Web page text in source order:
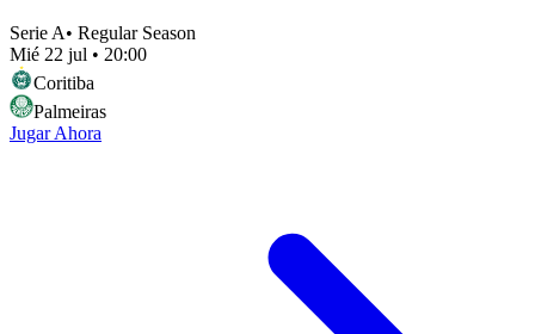
Serie A• Regular Season
Mié 22 jul • 20:00
Coritiba
Palmeiras
Jugar Ahora